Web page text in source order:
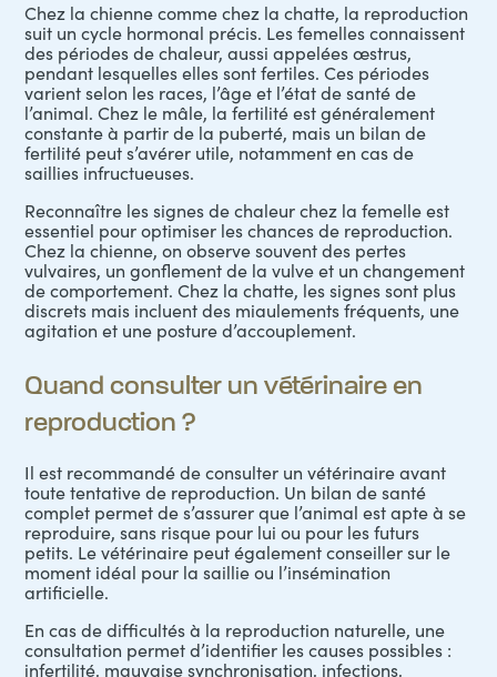
Chez lachiennecomme chez lachatte, la reproduction
suit un cycle hormonal précis. Les femelles connaissent
des périodes de chaleur, aussi appelées œstrus,
pendant lesquelles elles sont fertiles. Ces périodes
varient selon les races, l’âge et l’état de santé de
l’animal. Chez le mâle, la fertilité est généralement
constante à partir de la puberté, mais un bilan de
fertilité peut s’avérer utile, notamment en cas de
saillies infructueuses.
Reconnaître les signes de chaleur chez la femelle est
essentiel pour optimiser les chances de reproduction.
Chez la chienne, on observe souvent des pertes
vulvaires, un gonflement de la vulve et un changement
de comportement. Chez la chatte, les signes sont plus
discrets mais incluent des miaulements fréquents, une
agitation et une posture d’accouplement.
Quand consulter un vétérinaire en
reproduction ?
Il est recommandé de consulter un vétérinaire avant
toute tentative de reproduction. Un bilan de santé
complet permet de s’assurer que l’animal est apte à se
reproduire, sans risque pour lui ou pour les futurs
petits. Le vétérinaire peut également conseiller sur le
moment idéal pour la saillie ou l’insémination
artificielle.
En cas de difficultés à la reproduction naturelle, une
consultation permet d’identifier les causes possibles :
infertilité, mauvaise synchronisation, infections,